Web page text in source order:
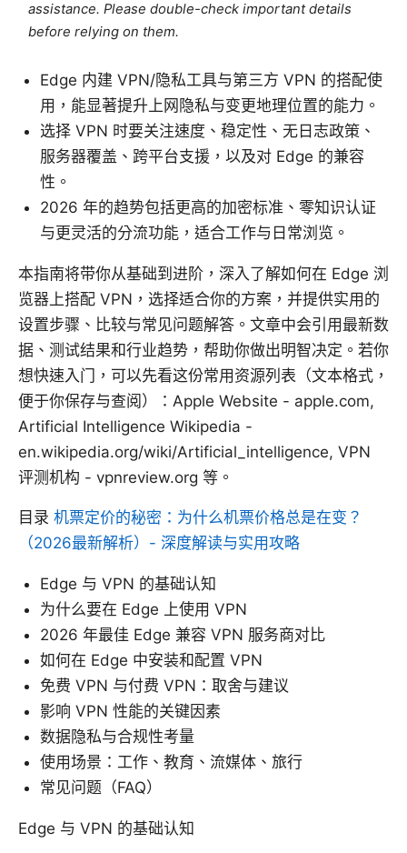
assistance. Please double-check important details
before relying on them.
Edge 内建 VPN/隐私工具与第三方 VPN 的搭配使
用，能显著提升上网隐私与变更地理位置的能力。
选择 VPN 时要关注速度、稳定性、无日志政策、
服务器覆盖、跨平台支援，以及对 Edge 的兼容
性。
2026 年的趋势包括更高的加密标准、零知识认证
与更灵活的分流功能，适合工作与日常浏览。
本指南将带你从基础到进阶，深入了解如何在 Edge 浏
览器上搭配 VPN，选择适合你的方案，并提供实用的
设置步骤、比较与常见问题解答。文章中会引用最新数
据、测试结果和行业趋势，帮助你做出明智决定。若你
想快速入门，可以先看这份常用资源列表（文本格式，
便于你保存与查阅）：Apple Website - apple.com,
Artificial Intelligence Wikipedia -
en.wikipedia.org/wiki/Artificial_intelligence, VPN
评测机构 - vpnreview.org 等。
目录 机票定价的秘密：为什么机票价格总是在变？
（2026最新解析）- 深度解读与实用攻略
Edge 与 VPN 的基础认知
为什么要在 Edge 上使用 VPN
2026 年最佳 Edge 兼容 VPN 服务商对比
如何在 Edge 中安装和配置 VPN
免费 VPN 与付费 VPN：取舍与建议
影响 VPN 性能的关键因素
数据隐私与合规性考量
使用场景：工作、教育、流媒体、旅行
常见问题（FAQ）
Edge 与 VPN 的基础认知